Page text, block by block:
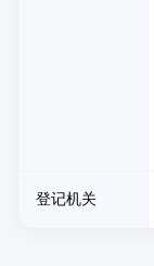
登记机关